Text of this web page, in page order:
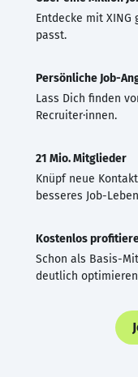
Entdecke mit XING
passt.
Persönliche Job-
Lass Dich finden
Recruiter·innen.
21 Mio. Mitglieder
Knüpf neue
besseres Job-
Kostenlos
Schon als Basis-
deutlich